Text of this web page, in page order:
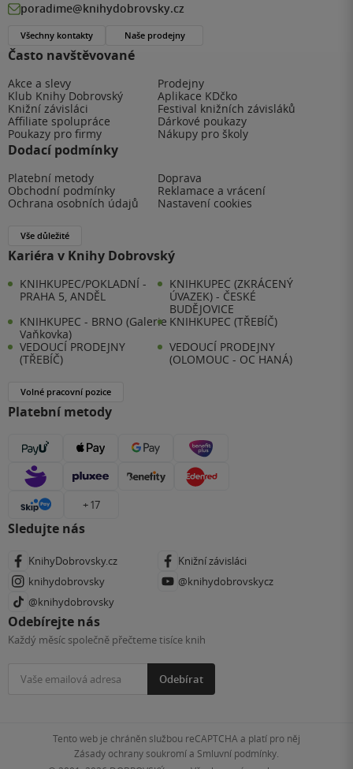
Často navštěvované
Akce a slevy
Prodejny
Klub Knihy Dobrovský
Aplikace KDčko
Knižní závisláci
Festival knižních závisláků
Affiliate spolupráce
Dárkové poukazy
Poukazy pro firmy
Nákupy pro školy
Dodací podmínky
Platební metody
Doprava
Obchodní podmínky
Reklamace a vrácení
Ochrana osobních údajů
Nastavení cookies
Vše důležité
Kariéra v Knihy Dobrovský
KNIHKUPEC/POKLADNÍ -
PRAHA 5, ANDĚL
KNIHKUPEC (ZKRÁCENÝ
ÚVAZEK) - ČESKÉ
BUDĚJOVICE
KNIHKUPEC - BRNO (Galerie
Vaňkovka)
KNIHKUPEC (TŘEBÍČ)
VEDOUCÍ PRODEJNY
(TŘEBÍČ)
VEDOUCÍ PRODEJNY
(OLOMOUC - OC HANÁ)
Volné pracovní pozice
Platební metody
+ 17
Sledujte nás
KnihyDobrovsky.cz
Knižní závisláci
knihydobrovsky
@knihydobrovskycz
@knihydobrovsky
Odebírejte nás
Každý měsíc společně přečteme tisíce knih
Odebírat
poradime@knihydobrovsky.cz
Všechny kontakty Naše prodejny
Tento web je chráněn službou reCAPTCHA a platí pro něj
Zásady ochrany soukromía Smluvní podmínky.